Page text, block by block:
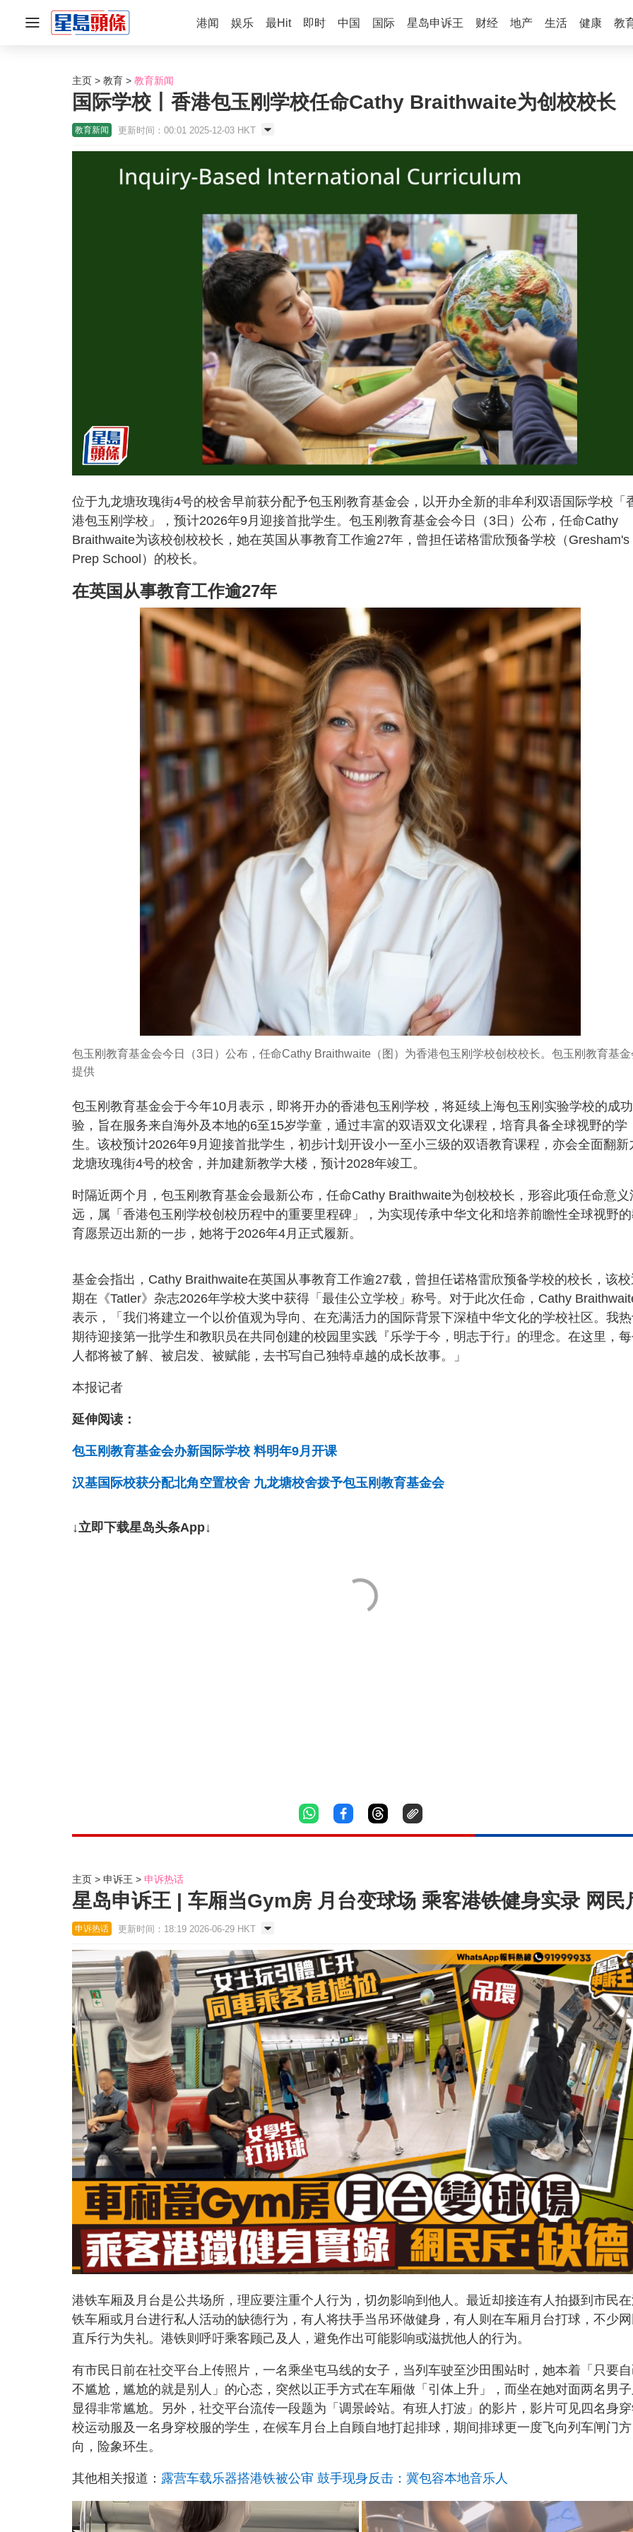
港闻 娱乐 最Hit 即时 中国 国际 星岛申诉王 财经 地产 生活 健康 教
主页 教育 教育新闻
国际学校丨香港包玉刚学校任命Cathy Braithwaite为创校校长
教育新闻 更新时间：00:01 2025-12-03 HKT
位于九龙塘玫瑰街4号的校舍早前获分配予包玉刚教育基金会，以开办全新的非牟利双语国际学校「
港包玉刚学校」，预计2026年9月迎接首批学生。包玉刚教育基金会今日（3日）公布，任命Cathy
Braithwaite为该校创校校长，她在英国从事教育工作逾27年，曾担任诺格雷欣预备学校（Gresham's
Prep School）的校长。
在英国从事教育工作逾27年
包玉刚教育基金会今日（3日）公布，任命Cathy Braithwaite（图）为香港包玉刚学校创校校长。包玉刚教育基金
提供
包玉刚教育基金会于今年10月表示，即将开办的香港包玉刚学校，将延续上海包玉刚实验学校的成
验，旨在服务来自海外及本地的6至15岁学童，通过丰富的双语双文化课程，培育具备全球视野的学
生。该校预计2026年9月迎接首批学生，初步计划开设小一至小三级的双语教育课程，亦会全面翻新
龙塘玫瑰街4号的校舍，并加建新教学大楼，预计2028年竣工。
时隔近两个月，包玉刚教育基金会最新公布，任命Cathy Braithwaite为创校校长，形容此项任命意义
远，属「香港包玉刚学校创校历程中的重要里程碑」，为实现传承中华文化和培养前瞻性全球视野
育愿景迈出新的一步，她将于2026年4月正式履新。
基金会指出，Cathy Braithwaite在英国从事教育工作逾27载，曾担任诺格雷欣预备学校的校长，该校
期在《Tatler》杂志2026年学校大奖中获得「最佳公立学校」称号。对于此次任命，Cathy
表示，「我们将建立一个以价值观为导向、在充满活力的国际背景下深植中华文化的学校社区。我热
期待迎接第一批学生和教职员在共同创建的校园里实践『乐学于今，明志于行』的理念。在这里，
人都将被了解、被启发、被赋能，去书写自己独特卓越的成长故事。」
本报记者
延伸阅读：
包玉刚教育基金会办新国际学校 料明年9月开课
汉基国际校获分配北角空置校舍 九龙塘校舍拨予包玉刚教育基金会
↓立即下载星岛头条App↓
主页 申诉王 申诉热话
星岛申诉王 | 车厢当Gym房 月台变球场 乘客港铁健身实录 网民
申诉热话 更新时间：18:19 2026-06-29 HKT
港铁车厢及月台是公共场所，理应要注重个人行为，切勿影响到他人。最近却接连有人拍摄到市民
铁车厢或月台进行私人活动的缺德行为，有人将扶手当吊环做健身，有人则在车厢月台打球，不少
直斥行为失礼。港铁则呼吁乘客顾己及人，避免作出可能影响或滋扰他人的行为。
有市民日前在社交平台上传照片，一名乘坐屯马线的女子，当列车驶至沙田围站时，她本着「只要自
不尴尬，尴尬的就是别人」的心态，突然以正手方式在车厢做「引体上升」，而坐在她对面两名男子
显得非常尴尬。另外，社交平台流传一段题为「调景岭站。有班人打波」的影片，影片可见四名身
校运动服及一名身穿校服的学生，在候车月台上自顾自地打起排球，期间排球更一度飞向列车闸门方
向，险象环生。
其他相关报道： 露营车载乐器搭港铁被公审 鼓手现身反击：冀包容本地音乐人